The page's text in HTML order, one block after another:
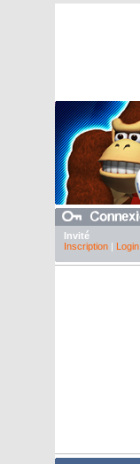
Invité
Inscription| Login